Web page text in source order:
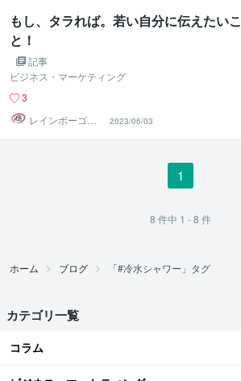
もし、タラれば。若い自分に伝えたいこ
と！
記事
ビジネス・マーケティング
3
レインボーゴリ
ラ＠ヤッホーア
ドバイザー
2023/06/03
1
8 件中 1 - 8 件
ホーム ブログ 「#冷水シャワー」タグ
カテゴリ一覧
コラム